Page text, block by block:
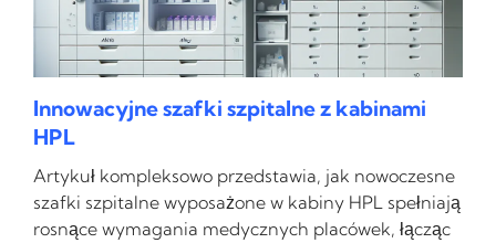
Innowacyjne szafki szpitalne z kabinami
HPL
Artykuł kompleksowo przedstawia, jak nowoczesne
szafki szpitalne wyposażone w kabiny HPL spełniają
rosnące wymagania medycznych placówek, łącząc